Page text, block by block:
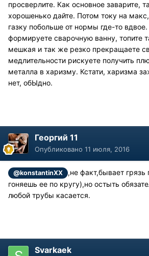
просверлите. Как основное заварите,
хорошенько дайте. Потом току на
газку побольше от нормы где-то
формируете сварочную ванну, топите
мешкая и так же резко прекращаете
медлительности рискуете получить
металла в харизму. Кстати, харизма
нет, обЫдно.
Георгий 11
Опубликовано 11 июля, 2016
@konstantinXX
,не факт,бывает
гоняешь ее по кругу),но остыть
любой трубы касается.
Svarkaek